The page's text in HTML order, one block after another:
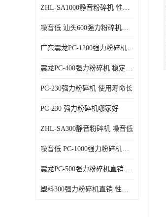
ZHL-SA1000静音粉碎机 性能稳定
噪音低 汕头600强力粉碎机直供
广东震龙PC-1200强力粉碎机 物超所值
震龙PC-400强力粉碎机 稳定性好
PC-230强力粉碎机 使用寿命长
PC-230 强力粉碎机哪家好
ZHL-SA300静音粉碎机 噪音低
噪音低 PC-1000强力粉碎机直供
震龙PC-500强力粉碎机直销 性价比高
塑料300强力粉碎机直销 性价比高